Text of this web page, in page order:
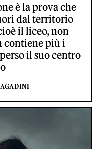
è la prova che
dal territorio
il liceo, non
contiene più i
il suo centro